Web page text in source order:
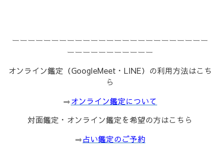
ーーーーーーーーーーーーーーーーーーーーーーーーー
ーーーーーーーーーーー
オンライン鑑定（GoogleMeet・LINE）の利用方法はこち
ら
⇒オンライン鑑定について
対面鑑定・オンライン鑑定を希望の方はこちら
⇒占い鑑定のご予約